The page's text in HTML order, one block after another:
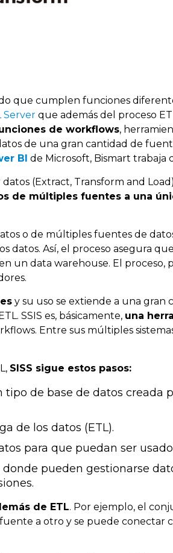
que cumplen funciones
Server que además del proceso
de workflows,
de una gran cantidad de
BI de Microsoft, Bismart trabaja
(Extract, Transform and
de múltiples fuentes a una
o de múltiples fuentes de
Así, el proceso asegura
un data warehouse. El proceso,
y su uso se extiende a una gran
SSIS es, básicamente, una
Entre sus múltiples
SISS sigue estos pasos:
de base de datos creada
de los datos (ETL).
para que puedan ser
pueden gestionarse
de ETL. Por ejemplo, el
a otro y se puede conectar